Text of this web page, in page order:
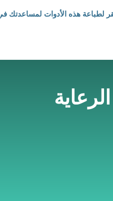
لطباعة هذه الأدوات لمساعدتك